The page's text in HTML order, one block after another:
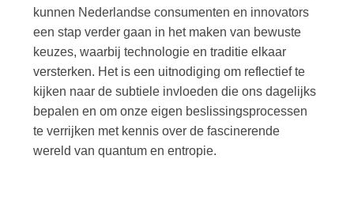
kunnen Nederlandse consumenten en innovators
een stap verder gaan in het maken van bewuste
keuzes, waarbij technologie en traditie elkaar
versterken. Het is een uitnodiging om reflectief te
kijken naar de subtiele invloeden die ons dagelijks
bepalen en om onze eigen beslissingsprocessen
te verrijken met kennis over de fascinerende
wereld van quantum en entropie.